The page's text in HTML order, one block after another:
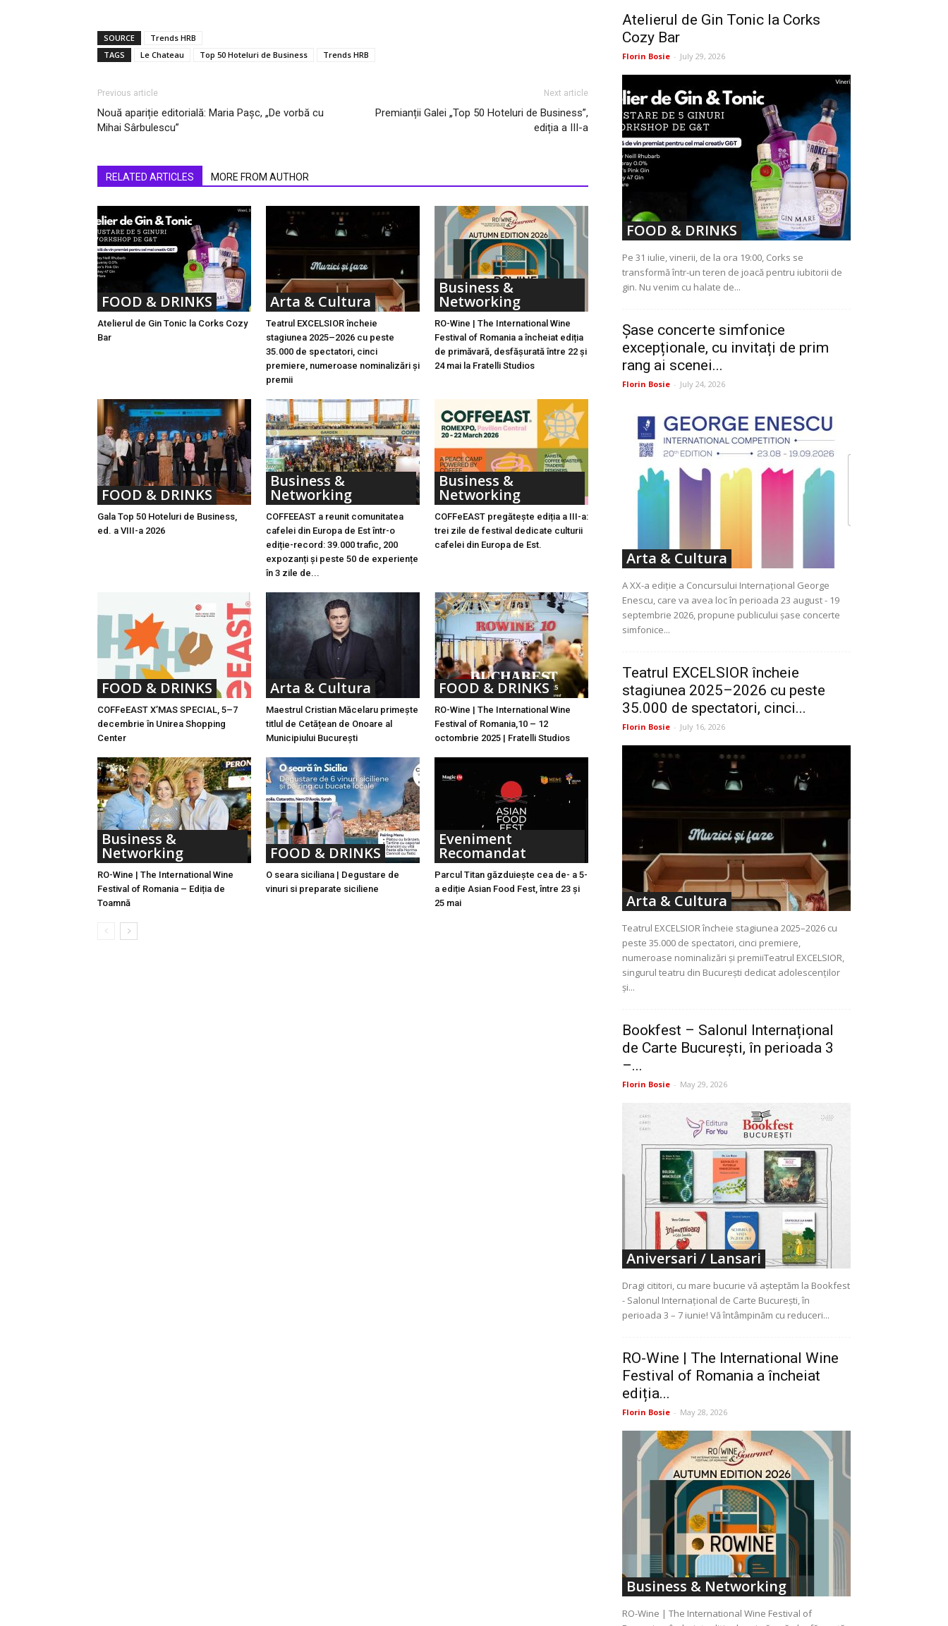
SOURCE
Trends HRB
TAGS
Le Chateau Top 50 Hoteluri de Business Trends HRB
Previous article
Nouă apariție editorială: Maria Pașc, „De vorbă cu
Mihai Sârbulescu”
Next article
Premianții Galei „Top 50 Hoteluri de Business”,
ediția a III-a
RELATED ARTICLES MORE FROM AUTHOR
FOOD & DRINKS
Atelierul de Gin Tonic la Corks Cozy
Bar
Arta & Cultura
Teatrul EXCELSIOR încheie
stagiunea 2025–2026 cu peste
35.000 de spectatori, cinci
premiere, numeroase nominalizări și
premii
Business &
Networking
RO-Wine | The International Wine
Festival of Romania a încheiat ediția
de primăvară, desfășurată între 22 și
24 mai la Fratelli Studios
FOOD & DRINKS
Gala Top 50 Hoteluri de Business,
ed. a VIII-a 2026
Business &
Networking
COFFEEAST a reunit comunitatea
cafelei din Europa de Est într-o
ediție-record: 39.000 trafic, 200
expozanți și peste 50 de experiențe
în 3 zile de...
Business &
Networking
COFFeEAST pregătește ediția a III-a:
trei zile de festival dedicate culturii
cafelei din Europa de Est.
FOOD & DRINKS
COFFeEAST X’MAS SPECIAL, 5–7
decembrie în Unirea Shopping
Center
Arta & Cultura
Maestrul Cristian Măcelaru primește
titlul de Cetățean de Onoare al
Municipiului București
FOOD & DRINKS
RO-Wine | The International Wine
Festival of Romania,10 – 12
octombrie 2025 | Fratelli Studios
Business &
Networking
RO-Wine | The International Wine
Festival of Romania – Ediția de
Toamnă
FOOD & DRINKS
O seara siciliana | Degustare de
vinuri si preparate siciliene
Eveniment
Recomandat
Parcul Titan găzduiește cea de- a 5-
a ediție Asian Food Fest, între 23 și
25 mai
Atelierul de Gin Tonic la Corks
Cozy Bar
Florin Bosie - July 29, 2026
FOOD & DRINKS
Pe 31 iulie, vinerii, de la ora 19:00, Corks se
transformă într-un teren de joacă pentru iubitorii de
gin. Nu venim cu halate de...
Șase concerte simfonice
excepționale, cu invitați de prim
rang ai scenei...
Florin Bosie - July 24, 2026
Arta & Cultura
A XX-a ediție a Concursului Internațional George
Enescu, care va avea loc în perioada 23 august - 19
septembrie 2026, propune publicului șase concerte
simfonice...
Teatrul EXCELSIOR încheie
stagiunea 2025–2026 cu peste
35.000 de spectatori, cinci...
Florin Bosie - July 16, 2026
Arta & Cultura
Teatrul EXCELSIOR încheie stagiunea 2025–2026 cu
peste 35.000 de spectatori, cinci premiere,
numeroase nominalizări și premiiTeatrul EXCELSIOR,
singurul teatru din București dedicat adolescenților
și...
Bookfest – Salonul Internațional
de Carte București, în perioada 3
–...
Florin Bosie - May 29, 2026
Aniversari / Lansari
Dragi cititori, cu mare bucurie vă așteptăm la Bookfest
- Salonul Internațional de Carte București, în
perioada 3 – 7 iunie! Vă întâmpinăm cu reduceri...
RO-Wine | The International Wine
Festival of Romania a încheiat
ediția...
Florin Bosie - May 28, 2026
Business & Networking
RO-Wine | The International Wine Festival of